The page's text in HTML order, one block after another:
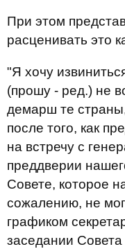
При этом
расценивать это
"Я хочу
(прошу - ред.) не
демарш те
после того, как
на встречу с
преддверии
Совете, которое
сожалению, не
графиком
заседании